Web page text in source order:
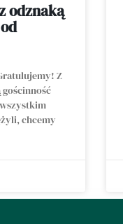
odznaką
Z
chcemy